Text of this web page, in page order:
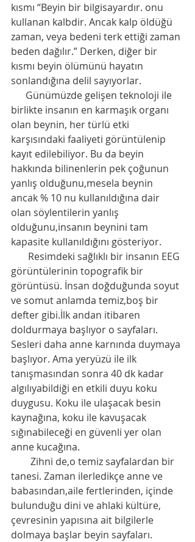
kısmı “Beyin bir bilgisayardır. onu
kullanan kalbdir. Ancak kalp öldüğü
zaman, veya bedeni terk ettiği zaman
beden dağılır.” Derken, diğer bir
kısmı beyin ölümünü hayatın
sonlandığına delil sayıyorlar.
birlikte insanın en karmaşık organı
olan beynin, her türlü etki
karşısındaki faaliyeti görüntülenip
kayıt edilebiliyor. Bu da beyin
hakkında bilinenlerin pek çoğunun
yanlış olduğunu,mesela beynin
ancak % 10 nu kullanıldığına dair
olan söylentilerin yanlış
olduğunu,insanın beynini tam
kapasite kullanıldığını gösteriyor.
görüntülerinin topografik bir
görüntüsü. İnsan doğduğunda soyut
ve somut anlamda temiz,boş bir
defter gibi.İlk andan itibaren
doldurmaya başlıyor o sayfaları.
Sesleri daha anne karnında duymaya
başlıyor. Ama yeryüzü ile ilk
tanışmasından sonra 40 dk kadar
algılıyabildiği en etkili duyu koku
duygusu. Koku ile ulaşacak besin
kaynağına, koku ile kavuşacak
sığınabileceği en güvenli yer olan
anne kucağına.
tanesi. Zaman ilerledikçe anne ve
babasından,aile fertlerinden, içinde
bulunduğu dini ve ahlaki kültüre,
çevresinin yapısına ait bilgilerle
dolmaya başlar beyin sayfaları.